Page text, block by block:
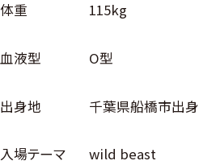
体重 115kg
血液型 O型
出身地 千葉県船橋市出身
入場テーマ wild beast